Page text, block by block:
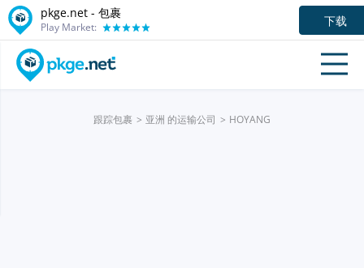
pkge.net - 包裹
Play Market: 下载
跟踪包裹 亚洲 的运输公司 HOYANG